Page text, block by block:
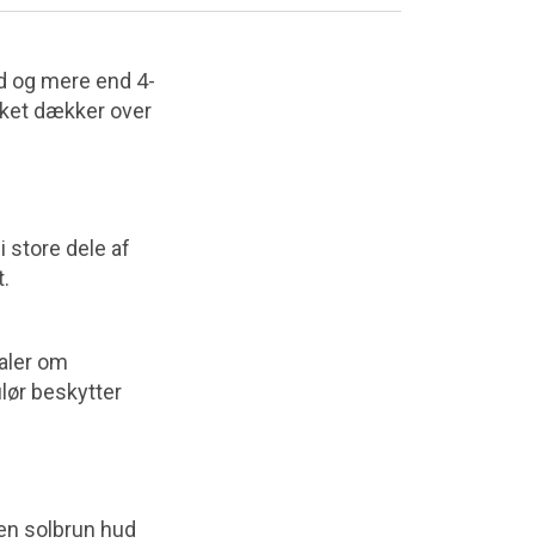
mere end 4-
dækker over
store dele af
om
beskytter
solbrun hud